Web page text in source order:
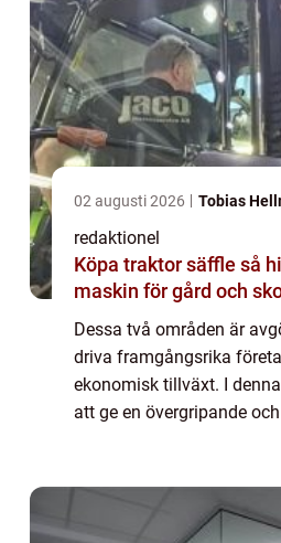
02 augusti 2026 Tobias
redaktionel
Köpa traktor säffle så hittar du rätt
maskin för gård och
Dessa två områden är
driva framgångsrika
ekonomisk tillväxt. I
att ge en övergripande